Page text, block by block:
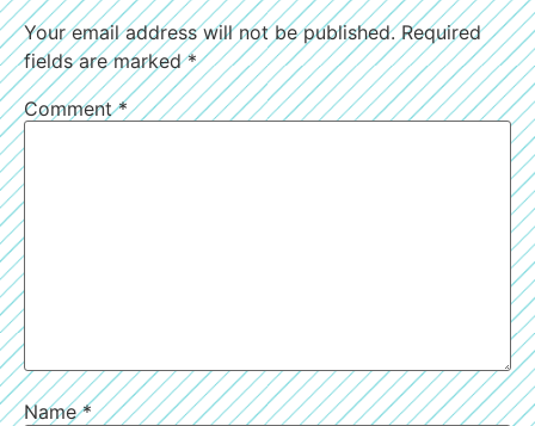
Your email address will not be published. Required
fields are marked*
Comment*
Name*